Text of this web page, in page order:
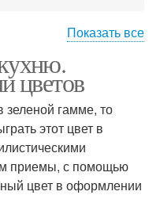
Обои на кухне
Обои для кухни
Показать все
цветов
зеленой гамме, то
этот цвет в
приемы, с помощью
цвет в оформлении